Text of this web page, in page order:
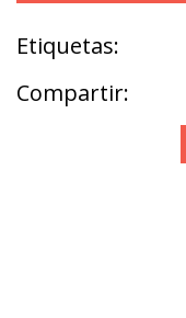
Etiquetas:
Compartir: